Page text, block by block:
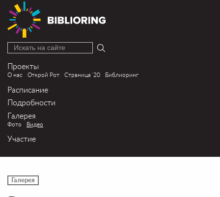
Искать на сайте
Проекты
О нас Открой Рот Страница´20 Библиоринг
Расписание
Подробности
Галерея
Фото Видео
Участие
Галерея